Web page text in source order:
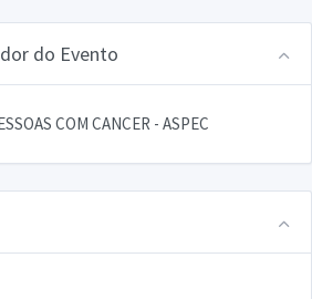
do Evento
COM CANCER - ASPEC